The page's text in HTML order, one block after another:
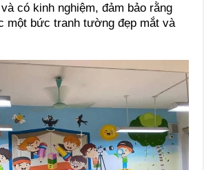
có kinh nghiệm, đảm bảo rằng
một bức tranh tường đẹp mắt và